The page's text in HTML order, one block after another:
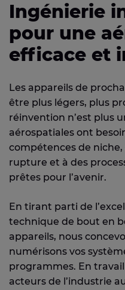
Ingénierie
pour une
efficace et
Les appareils de
être plus légers, plus
réinvention n’est plus
aérospatiales ont
compétences de
rupture et à des
prêtes pour l’avenir.
En tirant parti de
technique de bout en
appareils, nous
numérisons vos
programmes. En
acteurs de l’industrie